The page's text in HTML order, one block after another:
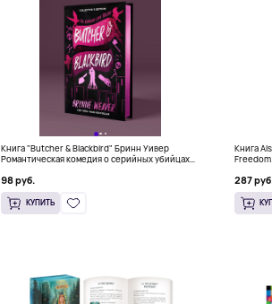
Книга "Butcher & Blackbird" Бринн Уивер
Романтическая комедия о серийных убийцах
98 руб.
КУПИТЬ
Книга
287